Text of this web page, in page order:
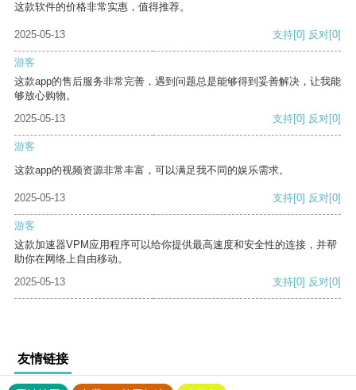
这款软件的价格非常实惠，值得推荐。
2025-05-13 支持[0] 反对[0]
游客
这款app的售后服务非常完善，遇到问题总是能够得到妥善解决，让我能
够放心购物。
2025-05-13
支持[0] 反对[0]
游客
这款app的视频资源非常丰富，可以满足我不同的娱乐需求。
2025-05-13 支持[0] 反对[0]
游客
这款加速器VPM应用程序可以给你提供最高速度和安全性的连接，并帮
助你在网络上自由移动。
2025-05-13
支持[0] 反对[0]
友情链接